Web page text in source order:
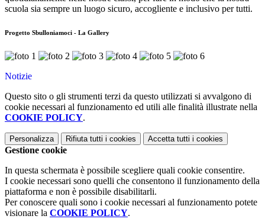
scuola sia sempre un luogo sicuro, accogliente e inclusivo per tutti.
Progetto Sbulloniamoci - La Gallery
Notizie
Questo sito o gli strumenti terzi da questo utilizzati si avvalgono di
cookie necessari al funzionamento ed utili alle finalità illustrate nella
COOKIE POLICY.
Personalizza Rifiuta tutti i cookies Accetta tutti i cookies
Gestione cookie
In questa schermata è possibile scegliere quali cookie consentire.
I cookie necessari sono quelli che consentono il funzionamento della
piattaforma e non è possibile disabilitarli.
Per conoscere quali sono i cookie necessari al funzionamento potete
visionare la COOKIE POLICY.